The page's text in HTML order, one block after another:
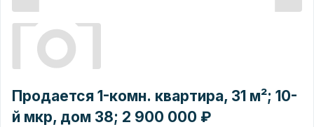
Продается 1-комн. квартира, 31 м²; 10-
й мкр, дом 38; 2 900 000 ₽